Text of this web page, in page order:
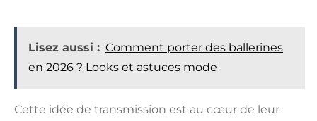
Lisez aussi : Comment porter des ballerines
en 2026 ? Looks et astuces mode
Cette idée de transmission est au cœur de leur